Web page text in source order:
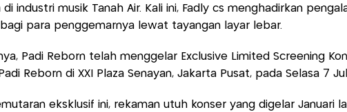
di industri musik Tanah Air. Kali ini, Fadly cs menghadirkan
para penggemarnya lewat tayangan layar lebar.
Padi Reborn telah menggelar Exclusive Limited Screening
Reborn di XXI Plaza Senayan, Jakarta Pusat, pada Selasa 7
eksklusif ini, rekaman utuh konser yang digelar Januari